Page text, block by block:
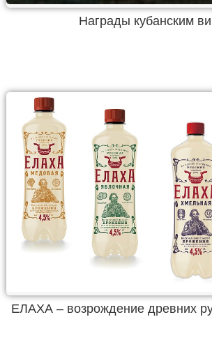
Награды кубанским
ЕЛАХА – возрождение древних